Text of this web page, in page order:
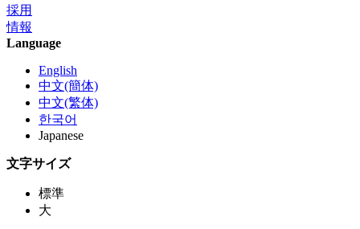
採用
情報
Language
English
中文(簡体)
中文(繁体)
한국어
Japanese
文字サイズ
標準
大